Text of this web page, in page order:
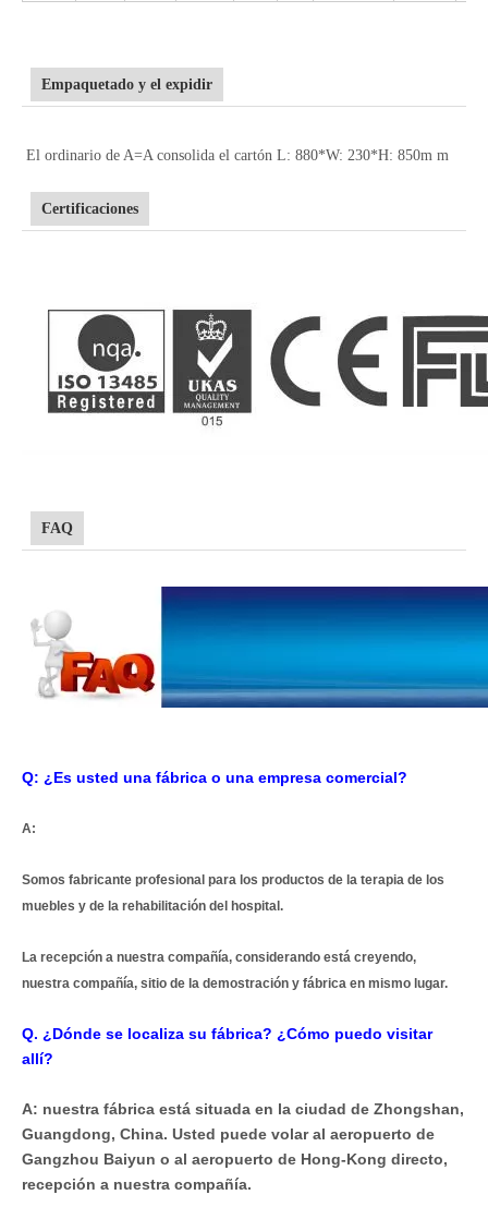
Empaquetado y el expidir
El ordinario de A=A consolida el cartón L: 880*W: 230*H: 850m m
Certificaciones
FAQ
Q: ¿Es usted una fábrica o una empresa comercial?
A:
Somos fabricante profesional para los productos de la terapia de los
muebles y de la rehabilitación del hospital.
La recepción a nuestra compañía, considerando está creyendo,
nuestra compañía, sitio de la demostración y fábrica en mismo lugar.
Q. ¿Dónde se localiza su fábrica? ¿Cómo puedo visitar
allí?
A: nuestra fábrica está situada en la ciudad de Zhongshan,
Guangdong, China. Usted puede volar al aeropuerto de
Gangzhou Baiyun o al aeropuerto de Hong-Kong directo,
recepción a nuestra compañía.